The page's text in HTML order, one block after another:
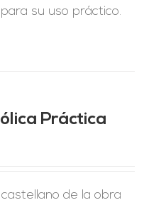
su uso práctico.
Práctica
castellano de la obra